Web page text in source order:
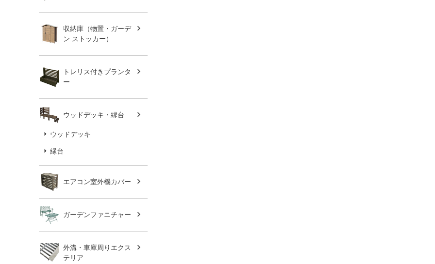
収納庫（物置・ガーデ
ン ストッカー）
トレリス付きプランタ
ー
ウッドデッキ・縁台
ウッドデッキ
縁台
エアコン室外機カバー
ガーデンファニチャー
外溝・車庫周りエクス
テリア